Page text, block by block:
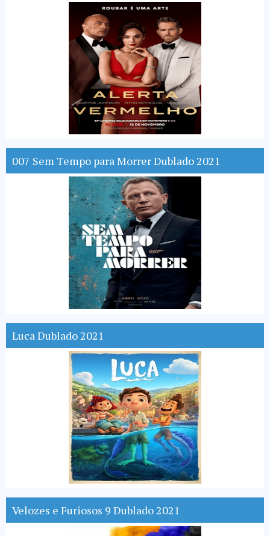
007 Sem Tempo para Morrer Dublado 2021
Luca Dublado 2021
Velozes e Furiosos 9 Dublado 2021